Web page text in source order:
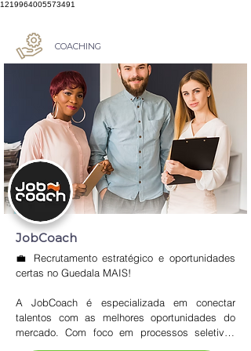
1219964005573491
COACHING
JobCoach
💼 Recrutamento estratégico e oportunidades
certas no Guedala MAIS!
A JobCoach é especializada em conectar
talentos com as melhores oportunidades do
mercado. Com foco em processos seletivos